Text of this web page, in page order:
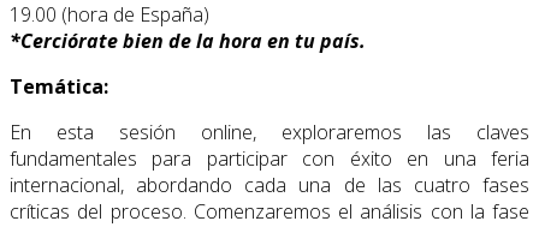
19.00 (hora de España)
*Cerciórate bien de la hora en tu país.
Temática:
En esta sesión online, exploraremos las claves
fundamentales para participar con éxito en una feria
internacional, abordando cada una de las cuatro fases
críticas del proceso. Comenzaremos el análisis con la fase